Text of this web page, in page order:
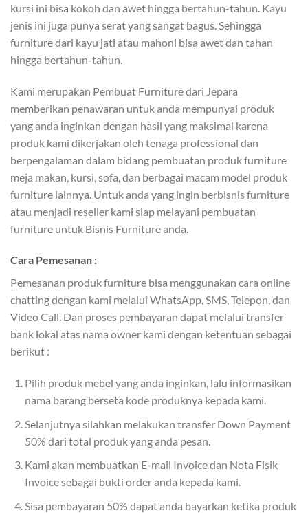
kursi ini bisa kokoh dan awet hingga bertahun-tahun. Kayu
jenis ini juga punya serat yang sangat bagus. Sehingga
furniture dari kayu jati atau mahoni bisa awet dan tahan
hingga bertahun-tahun.
Kami merupakan Pembuat Furniture dari Jepara
memberikan penawaran untuk anda mempunyai produk
yang anda inginkan dengan hasil yang maksimal karena
produk kami dikerjakan oleh tenaga professional dan
berpengalaman dalam bidang pembuatan produk furniture
meja makan, kursi, sofa, dan berbagai macam model produk
furniture lainnya. Untuk anda yang ingin berbisnis furniture
atau menjadi reseller kami siap melayani pembuatan
furniture untuk Bisnis Furniture anda.
Cara Pemesanan :
Pemesanan produk furniture bisa menggunakan cara online
chatting dengan kami melalui WhatsApp, SMS, Telepon, dan
Video Call. Dan proses pembayaran dapat melalui transfer
bank lokal atas nama owner kami dengan ketentuan sebagai
berikut :
Pilih produk mebel yang anda inginkan, lalu informasikan
nama barang berseta kode produknya kepada kami.
Selanjutnya silahkan melakukan transfer Down Payment
50% dari total produk yang anda pesan.
Kami akan membuatkan E-mail Invoice dan Nota Fisik
Invoice sebagai bukti order anda kepada kami.
Sisa pembayaran 50% dapat anda bayarkan ketika produk